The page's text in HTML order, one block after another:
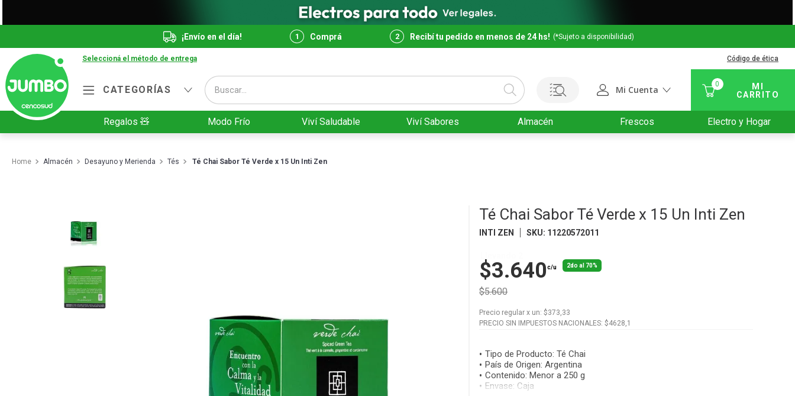
¡Envío en el día! Comprá Recibí tu pedido en menos de 24 hs! (*Sujeto a disponibilidad)
Seleccioná el método de entrega Código de ética
CATEGORÍAS
Buscar...
Mi Cuenta
0
Regalos 🧸 Modo Frío Viví Saludable Viví Sabores Almacén Frescos Electro y Hogar
Almacén Desayuno y Merienda Tés Té Chai Sabor Té Verde x 15 Un Inti Zen
Té Chai Sabor Té Verde x 15 Un Inti Zen
INTI ZEN SKU: 11220572011
$3.640c/u 2do al 70%
$5.600
Precio regular x un: $373,33
PRECIO SIN IMPUESTOS NACIONALES: $4628,1
Tipo de Producto:Té Chai
País de Origen:Argentina
Contenido: Menor a 250 g
Envase: Caja
Términos más buscados
2.
Cafe